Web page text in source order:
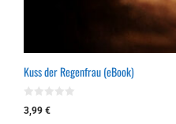
Kuss der Regenfrau (eBook)
0
v
3,99 €